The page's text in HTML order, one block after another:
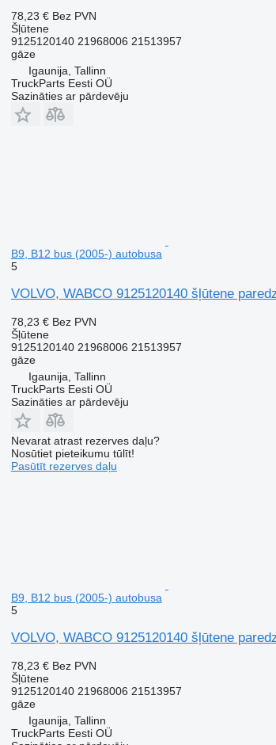
78,23 € Bez PVN
Šļūtene
9125120140 21968006 21513957
gāze
Igaunija, Tallinn
TruckParts Eesti OÜ
Sazināties ar pārdevēju
B9, B12 bus (2005-) autobusa
5
VOLVO, WABCO 9125120140 šļūtene
78,23 € Bez PVN
Šļūtene
9125120140 21968006 21513957
gāze
Igaunija, Tallinn
TruckParts Eesti OÜ
Sazināties ar pārdevēju
Nevarat atrast rezerves daļu?
Nosūtiet pieteikumu tūlīt!
Pasūtīt rezerves daļu
B9, B12 bus (2005-) autobusa
5
VOLVO, WABCO 9125120140 šļūtene
78,23 € Bez PVN
Šļūtene
9125120140 21968006 21513957
gāze
Igaunija, Tallinn
TruckParts Eesti OÜ